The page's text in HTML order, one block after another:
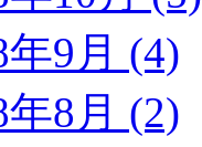
年9月 (4)
年8月 (2)